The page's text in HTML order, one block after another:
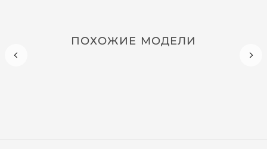
ПОХОЖИЕ МОДЕЛИ